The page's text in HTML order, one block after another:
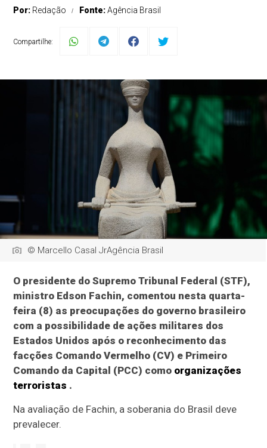
Por: Redação Fonte:Agência Brasil
Compartilhe:
© Marcello Casal JrAgência Brasil
O presidente do Supremo Tribunal Federal (STF),
ministro Edson Fachin, comentou nesta quarta-
feira (8) as preocupações do governo brasileiro
com a possibilidade de ações militares dos
Estados Unidos após o reconhecimento das
facções Comando Vermelho (CV) e Primeiro
Comando da Capital (PCC) como organizações
terroristas .
Na avaliação de Fachin, a soberania do Brasil deve
prevalecer.